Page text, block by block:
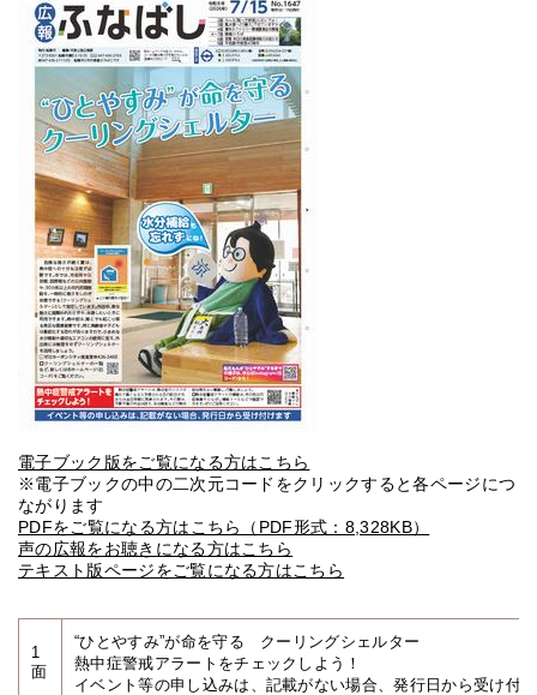
電子ブック版をご覧になる方はこちら
※電子ブックの中の二次元コードをクリックすると各ページにつ
ながります
PDFをご覧になる方はこちら（PDF形式：8,328KB）
声の広報をお聴きになる方はこちら
テキスト版ページをご覧になる方はこちら
1
面
“ひとやすみ”が命を守る クーリングシェルター
熱中症警戒アラートをチェックしよう！
イベント等の申し込みは、記載がない場合、発行日から受け付